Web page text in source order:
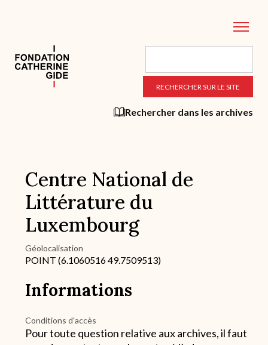
principal
Rechercher dans les archives
Centre National de
Littérature du
Luxembourg
Géolocalisation
POINT (6.1060516 49.7509513)
Informations
Conditions d'accès
Pour toute question relative aux archives, il faut